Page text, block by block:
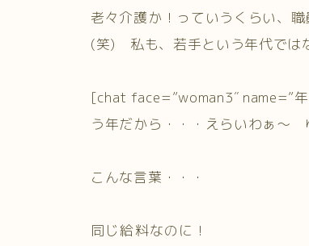
老々介護か！っていうくらい、
(笑) 私も、若手という年代では
[chat face=”woman3″ name=”
う年だから・・・えらいわぁ
こんな言葉・・・
同じ給料なのに！